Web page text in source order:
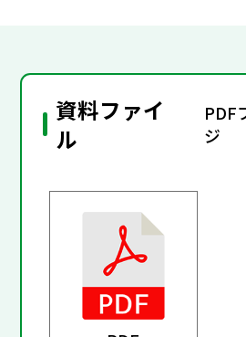
資料ファイ
ル
PDF
ジ